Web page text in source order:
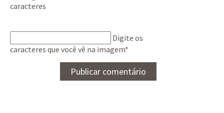
Digite os
caracteres que você vê na imagem*